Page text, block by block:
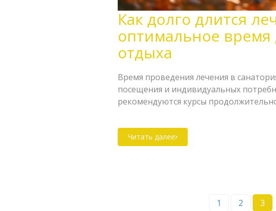
Как долго длится
оптимальное время
отдыха
Время проведения лечения в
посещения и индивидуальных
рекомендуются курсы
обычно занимает лечебный курс,
важно учитывать при планировании
Читать далее
1 2 3